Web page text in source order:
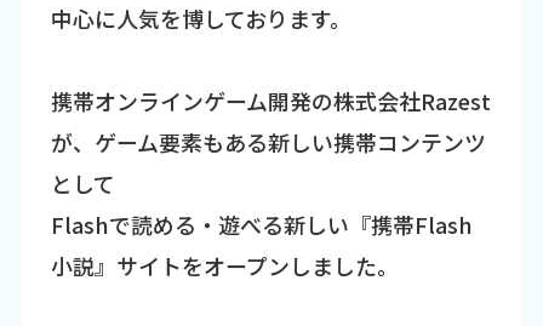
中心に人気を博しております。
携帯オンラインゲーム開発の株式会社Razest
が、ゲーム要素もある新しい携帯コンテンツ
として
Flashで読める・遊べる新しい『携帯Flash
小説』サイトをオープンしました。